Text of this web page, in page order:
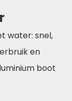
water: snel,
en
boot